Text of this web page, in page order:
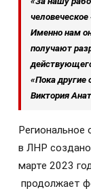
Именно нам
получают
«Пока
Виктория
Региональное
в ЛНР создано
марте 2023
продолжает